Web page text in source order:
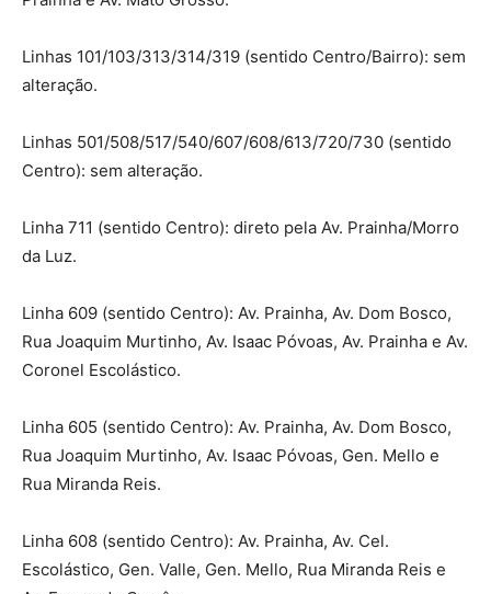
Linhas 101/103/313/314/319 (sentido Centro/Bairro): sem
alteração.
Linhas 501/508/517/540/607/608/613/720/730 (sentido
Centro): sem alteração.
Linha 711 (sentido Centro): direto pela Av. Prainha/Morro
da Luz.
Linha 609 (sentido Centro): Av. Prainha, Av. Dom Bosco,
Rua Joaquim Murtinho, Av. Isaac Póvoas, Av. Prainha e Av.
Coronel Escolástico.
Linha 605 (sentido Centro): Av. Prainha, Av. Dom Bosco,
Rua Joaquim Murtinho, Av. Isaac Póvoas, Gen. Mello e
Rua Miranda Reis.
Linha 608 (sentido Centro): Av. Prainha, Av. Cel.
Escolástico, Gen. Valle, Gen. Mello, Rua Miranda Reis e